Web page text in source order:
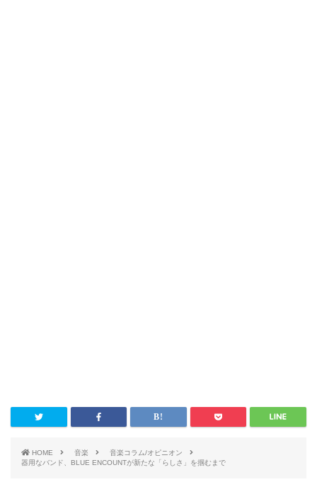
HOME 音楽
音楽コラム/オピニオン
器用なバンド、BLUE ENCOUNTが新たな「らしさ」を掴むまで